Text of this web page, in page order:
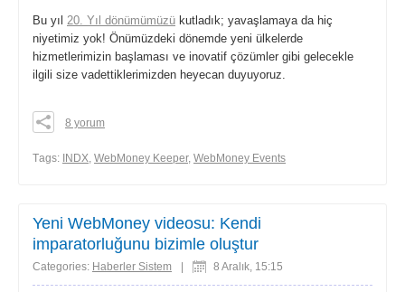
Bu yıl 20. Yıl dönümümüzü kutladık; yavaşlamaya da hiç
niyetimiz yok! Önümüzdeki dönemde yeni ülkelerde
hizmetlerimizin başlaması ve inovatif çözümler gibi gelecekle
ilgili size vadettiklerimizden heyecan duyuyoruz.
8 yorum
Тags: INDX, WebMoney Keeper, WebMoney Events
Yeni WebMoney videosu: Kendi
imparatorluğunu bizimle oluştur
Categories: Haberler Sistem 8 Aralık, 15:15